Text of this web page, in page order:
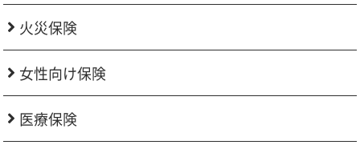
火災保険
女性向け保険
医療保険